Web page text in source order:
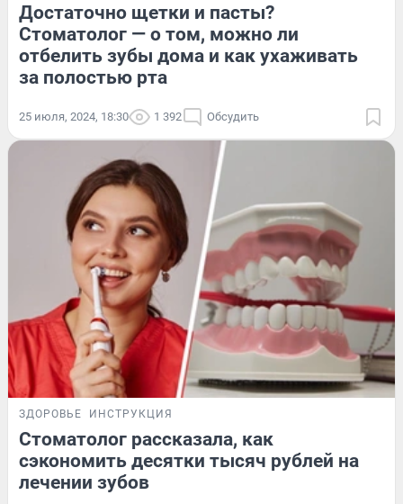
Достаточно щетки и пасты?
Стоматолог — о том, можно ли
отбелить зубы дома и как ухаживать
за полостью рта
25 июля, 2024, 18:30 1 392 Обсудить
ЗДОРОВЬЕ ИНСТРУКЦИЯ
Стоматолог рассказала, как
сэкономить десятки тысяч рублей на
лечении зубов